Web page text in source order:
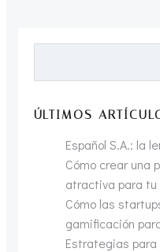
ÚLTIMOS
Español S.A.: la
Cómo crear una
atractiva para
Cómo las
gamificación
Estrategias